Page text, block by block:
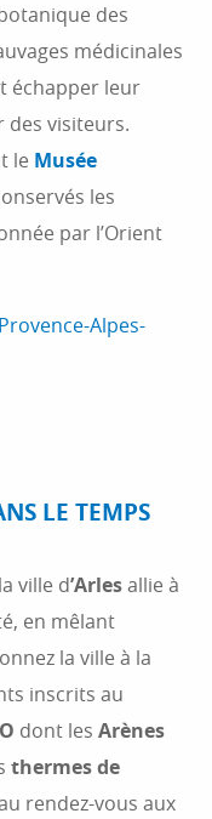
des
médicinales
échapper leur
des visiteurs.
le Musée
les
par l’Orient
Alpes-
LE TEMPS
ville d’Arlesallie à
en mêlant
la ville à la
inscrits au
dont les Arènes
thermes de
rendez-vous aux